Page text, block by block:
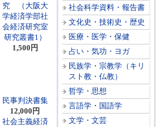
社会科学資料・報告書
文化史・技術史・歴史
医療・医学・保健
占い・気功・ヨガ
民族学・宗教学（キリ
スト教・仏教）
哲学・思想
言語学・国語学
文学・文芸
究 （大阪大
学経済学部社
会経済研究室
研究叢書1）
1,500円
民事判決書集
12,000円
社会主義経済